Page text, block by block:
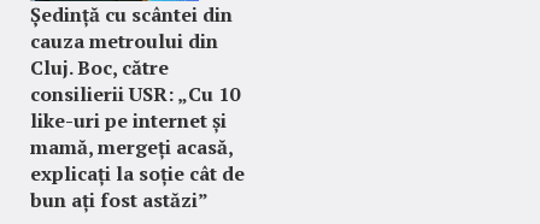
Ședință cu scântei din
cauza metroului din
Cluj. Boc, către
consilierii USR: „Cu 10
like-uri pe internet și
mamă, mergeți acasă,
explicați la soție cât de
bun ați fost astăzi”